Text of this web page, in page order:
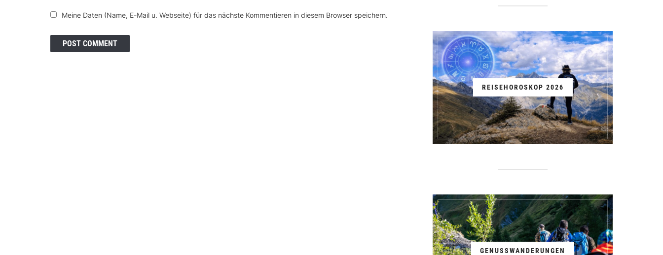
Meine Daten (Name, E-Mail u. Webseite) für das nächste Kommentieren in diesem Browser speichern.
REISEHOROSKOP 2026
GENUSSWANDERUNGEN